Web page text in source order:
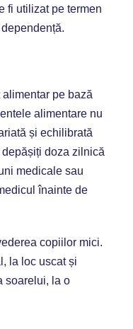
fi utilizat pe termen
pe bază
alimentare nu
și echilibrată
doza zilnică
medicale sau
înainte de
copiilor mici.
la loc uscat și
soarelui, la o